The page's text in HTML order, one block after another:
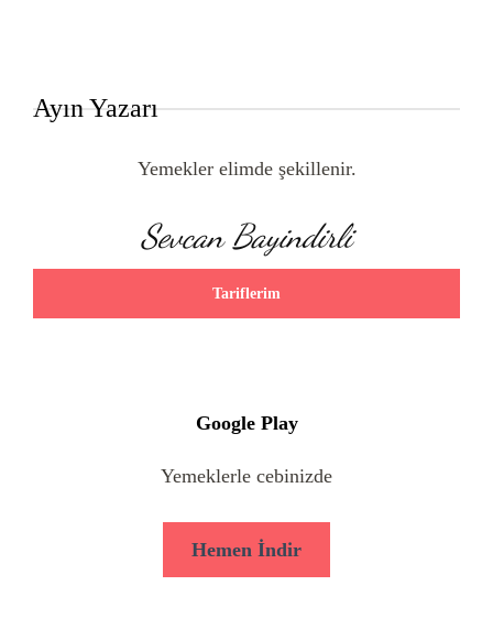
Ayın Yazarı
Yemekler elimde şekillenir.
Sevcan Bayindirli
Tariflerim
Google Play
Yemeklerle cebinizde
Hemen İndir